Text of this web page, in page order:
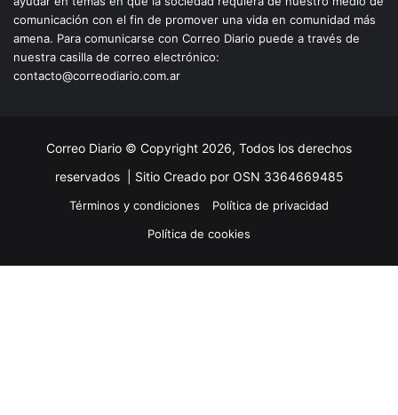
comunicación con el fin de promover una vida en comunidad más
amena. Para comunicarse con Correo Diario puede a través de
nuestra casilla de correo electrónico:
contacto@correodiario.com.ar
Correo Diario © Copyright 2026, Todos los derechos
reservados | Sitio Creado por OSN 3364669485
Términos y condiciones
Política de privacidad
Política de cookies